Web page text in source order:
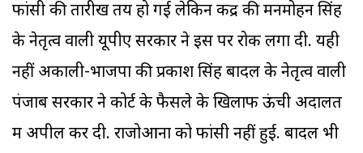
फांसी की तारीख तय हो गई लेकिन केंद्र की मनमोहन सिंह
के नेतृत्व वाली यूपीए सरकार ने इस पर रोक लगा दी. यही
नहीं अकाली-भाजपा की प्रकाश सिंह बादल के नेतृत्व वाली
पंजाब सरकार ने कोर्ट के फैसले के खिलाफ ऊंची अदालत
में अपील कर दी. राजोआना को फांसी नहीं हुई. बादल भी